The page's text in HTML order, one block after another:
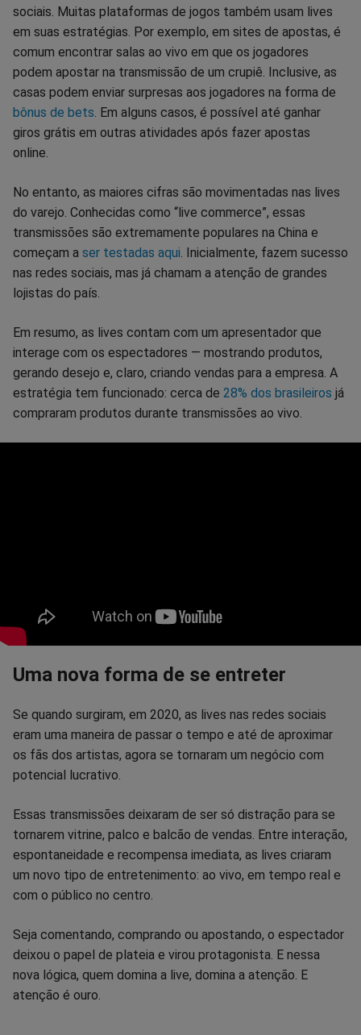
sociais. Muitas plataformas de jogos também usam lives
em suas estratégias. Por exemplo, em sites de apostas, é
comum encontrar salas ao vivo em que os jogadores
podem apostar na transmissão de um crupiê. Inclusive, as
casas podem enviar surpresas aos jogadores na forma de
bônus de bets . Em alguns casos, é possível até ganhar
giros grátis em outras atividades após fazer apostas
online.
No entanto, as maiores cifras são movimentadas nas lives
do varejo. Conhecidas como “live commerce”, essas
transmissões são extremamente populares na China e
começam a ser testadas aqui . Inicialmente, fazem sucesso
nas redes sociais, mas já chamam a atenção de grandes
lojistas do país.
Em resumo, as lives contam com um apresentador que
interage com os espectadores — mostrando produtos,
gerando desejo e, claro, criando vendas para a empresa. A
estratégia tem funcionado: cerca de 28% dos brasileiros já
compraram produtos durante transmissões ao vivo.
Uma nova forma de se entreter
Se quando surgiram, em 2020, as lives nas redes sociais
eram uma maneira de passar o tempo e até de aproximar
os fãs dos artistas, agora se tornaram um negócio com
potencial lucrativo.
Essas transmissões deixaram de ser só distração para se
tornarem vitrine, palco e balcão de vendas. Entre interação,
espontaneidade e recompensa imediata, as lives criaram
um novo tipo de entretenimento: ao vivo, em tempo real e
com o público no centro.
Seja comentando, comprando ou apostando, o espectador
deixou o papel de plateia e virou protagonista. E nessa
nova lógica, quem domina a live, domina a atenção. E
atenção é ouro.